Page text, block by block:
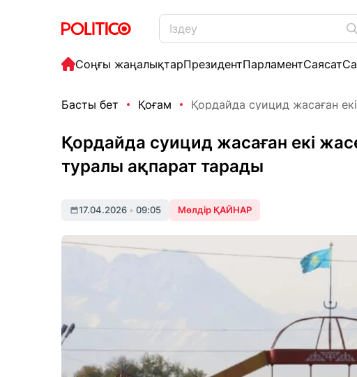
Соңғы жаңалықтарПрезидентПарламентСаясат
Басты бет Қоғам Қордайда суицид жасаған
Қордайда суицид жасаған екі
туралы ақпарат тарады
17.04.2026 • 09:05 Мөлдір ҚАЙНАР